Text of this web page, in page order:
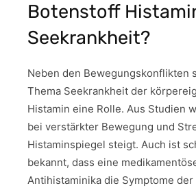
Botenstoff
Seekrankheit?
Neben den Bewegungskonflikten
Thema Seekrankheit der
Histamin eine Rolle. Aus Studien
bei verstärkter Bewegung und
Histaminspiegel steigt. Auch ist
bekannt, dass eine
Antihistaminika die Symptome